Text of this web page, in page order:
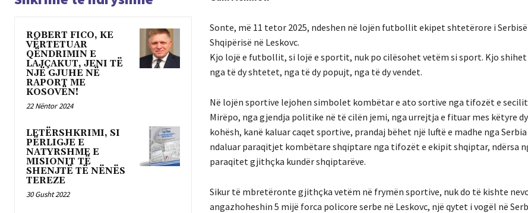
ROBERT FICO, KE
VËRTETUAR
QËNDRIMIN E
LAJÇAKUT, JENI TË
NJË GJUHE NË
RAPORT ME
KOSOVËN!
22 Nëntor 2024
LETËRSHKRIMI, SI
PËRLIGJE E
NATYRSHME E
MISIONIT TË
SHENJTË TË NËNËS
TEREZE
30 Gusht 2022
Sonte, më 11 tetor 2025, ndeshen në lojën futbollit ekipet shtetërore i Serbisë
Shqipërisë në Leskovc.
Kjo lojë e futbollit, si lojë e sportit, nuk po cilësohet vetëm si sport. Kjo shihet
nga të dy shtetet, nga të dy popujt, nga të dy vendet.
Në lojën sportive lejohen simbolet kombëtar e ato sortive nga tifozët e
Mirëpo, nga gjendja politike në të cilën jemi, nga urrejtja e fituar mes këtyre
kohësh, kanë kaluar caqet sportive, prandaj bëhet një luftë e madhe nga
ndaluar paraqitjet kombëtare shqiptare nga tifozët e ekipit shqiptar, ndërsa
paraqitet gjithçka kundër shqiptarëve.
Sikur të mbretëronte gjithçka vetëm në frymën sportive, nuk do të kishte
angazhoheshin 5 mijë forca policore serbe në Leskovc, një qytet i vogël në